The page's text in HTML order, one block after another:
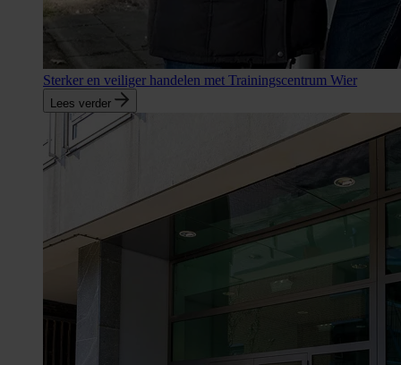
Sterker en veiliger handelen met Trainingscentrum Wier
Lees verder